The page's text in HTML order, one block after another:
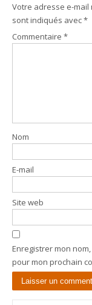
Votre adresse e-
sont indiqués avec*
Commentaire *
Nom
E-mail
Site web
Enregistrer mon
pour mon prochain